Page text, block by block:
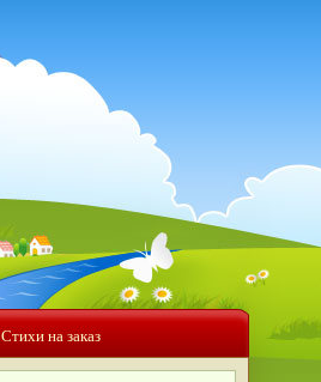
Стихи на заказ